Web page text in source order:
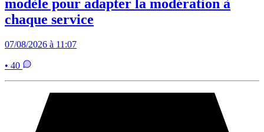
modèle pour adapter la modération à
chaque service
07/08/2026 à 11:07
• 40